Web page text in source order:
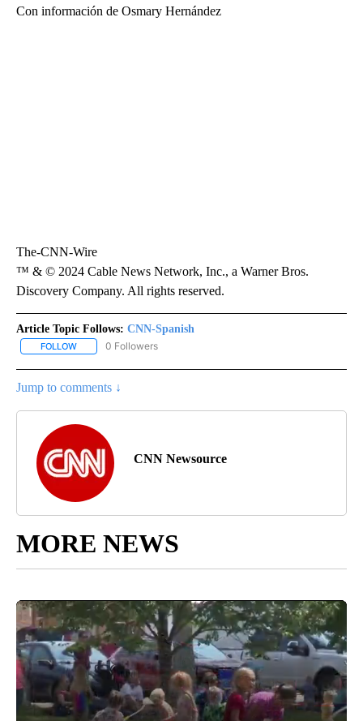
Con información de Osmary Hernández
The-CNN-Wire
™ & © 2024 Cable News Network, Inc., a Warner Bros.
Discovery Company. All rights reserved.
Article Topic Follows: CNN-Spanish
FOLLOW FOLLOW "CNN-SPANISH" TO RECEIVE NOTIFICATIONS ABOUT
0 Followers
Jump to comments ↓
CNN Newsource
MORE NEWS